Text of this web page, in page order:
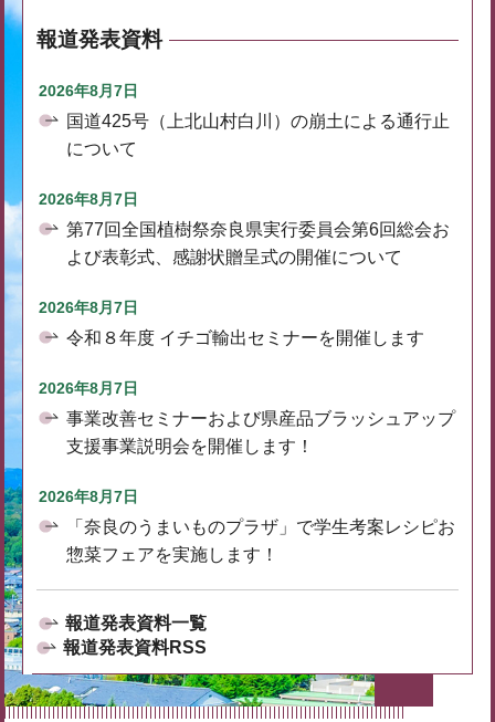
報道発表資料
2026年8月7日
国道425号（上北山村白川）の崩土による通行止
について
2026年8月7日
第77回全国植樹祭奈良県実行委員会第6回総会お
よび表彰式、感謝状贈呈式の開催について
2026年8月7日
令和８年度 イチゴ輸出セミナーを開催します
2026年8月7日
事業改善セミナーおよび県産品ブラッシュアップ
支援事業説明会を開催します！
2026年8月7日
「奈良のうまいものプラザ」で学生考案レシピお
惣菜フェアを実施します！
報道発表資料一覧
報道発表資料RSS